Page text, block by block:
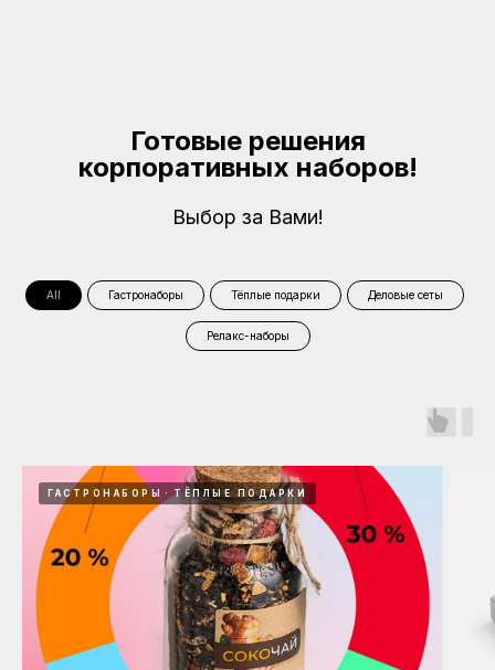
Готовые решения
корпоративных наборов!
Выбор за Вами!
All Гастронаборы Тёплые подарки Деловые сеты
Релакс-наборы
ГАСТРОНАБОРЫ ТЁПЛЫЕ ПОДАРКИ